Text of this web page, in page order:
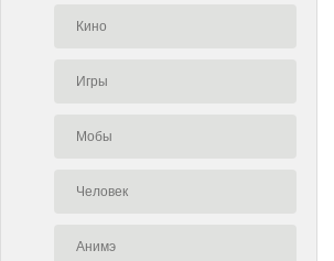
Кино
Игры
Мобы
Человек
Анимэ